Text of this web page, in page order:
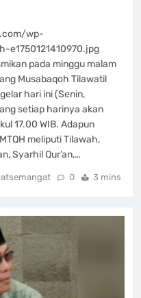
wp-
pada minggu malam
Musabaqoh Tilawatil
hari ini (Senin,
setiap harinya akan
17.00 WIB. Adapun
meliputi Tilawah,
Syarhil Qur’an,…
0 3 mins